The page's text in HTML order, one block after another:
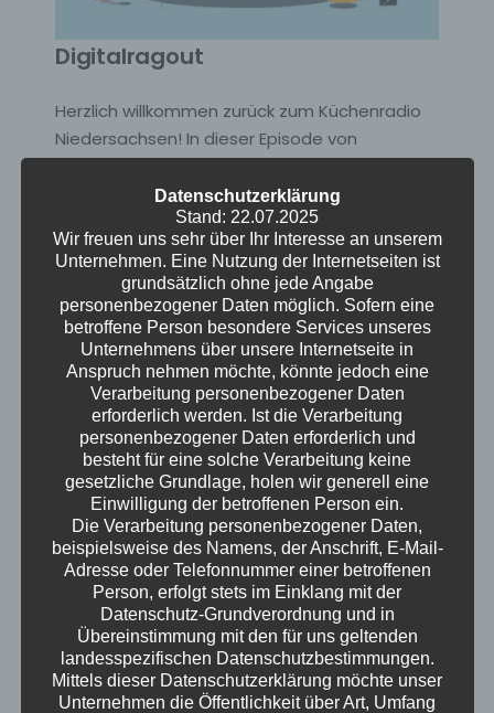
Digitalragout
Herzlich willkommen zurück zum Küchenradio
Niedersachsen! In dieser Episode von
Kristof wieder einmal mit den großen Fragen
des Lebens – und einigen ziemlich skurrilen.
Von der Weltrettung über Bildungsurlaub und
den Tücken der Online-Partnersuche bis hin zu
unheimlichen KI-Experimenten und
Mäusejagden im Dachgeschoss ist alles dabei.
Ute gerät ins Schwärmen über Karl Rogers,
während Kristof sich über Datenkraken und
wachsende Männer wundert. Und obwohl die
Nachrichtenlage eher mau ist, finden die
beiden überraschende Lichtblicke im Ehrenamt
und im Humor. Also, Kopfhörer auf und
mitlachen, wenn es wieder heißt: Erwachsen
werden ist, wenn man sich über die richtige
Nuss-Nougatcreme für die Mausefalle
Gedanken macht. Und keine Sorge, es gibt
auch ein Happy End für alle Harry-und-Sally-
Fans.
Erwachsen – der Podcast
Datenschutzerklärung
Stand: 22.07.2025
Wir freuen uns sehr über Ihr Interesse an unserem
Unternehmen. Eine Nutzung der Internetseiten ist
grundsätzlich ohne jede Angabe
personenbezogener Daten möglich. Sofern eine
betroffene Person besondere Services unseres
Unternehmens über unsere Internetseite in
Anspruch nehmen möchte, könnte jedoch eine
Verarbeitung personenbezogener Daten
erforderlich werden. Ist die Verarbeitung
personenbezogener Daten erforderlich und
besteht für eine solche Verarbeitung keine
gesetzliche Grundlage, holen wir generell eine
Einwilligung der betroffenen Person ein.
Die Verarbeitung personenbezogener Daten,
beispielsweise des Namens, der Anschrift, E-Mail-
Adresse oder Telefonnummer einer betroffenen
Person, erfolgt stets im Einklang mit der
Datenschutz-Grundverordnung und in
Übereinstimmung mit den für uns geltenden
landesspezifischen Datenschutzbestimmungen.
Mittels dieser Datenschutzerklärung möchte unser
Unternehmen die Öffentlichkeit über Art, Umfang